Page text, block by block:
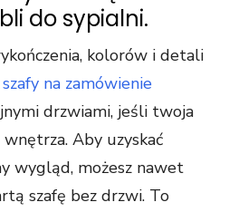
do sypialni.
kolorów i detali
szafy na zamówienie
drzwiami, jeśli twoja
Aby uzyskać
wygląd, możesz nawet
szafę bez drzwi. To